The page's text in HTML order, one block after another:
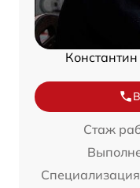
Стаж